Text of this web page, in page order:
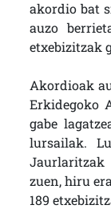
akordio bat
auzo
etxebizitzak
Akordioak
Erkidegoko
gabe
lursailak.
zuen, hiru
189